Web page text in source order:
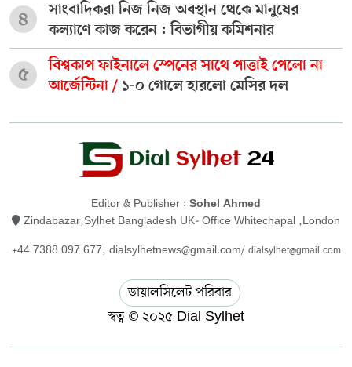
৪
সাংবাদিকরা নিজ নিজ অবস্থান থেকে মানুষের
কল্যাণে কাজ করেন : বিভাগীয় কমিশনার
৫
বিশ্বকাপ ফাইনালে স্পেনের সাথে পাত্তাই পেলো না
আর্জেন্টিনা / ১-০ গোলে হারলো মেসির দল
Editor & Publisher : Sohel Ahmed
Zindabazar,Sylhet Bangladesh UK- Office Whitechapal ,London
+44 7388 097 677, dialsylhetnews@gmail.com/ dialsylhet@gmail.com
ডায়ালসিলেট পরিবার
স্বত্ব © ২০২৫ Dial Sylhet